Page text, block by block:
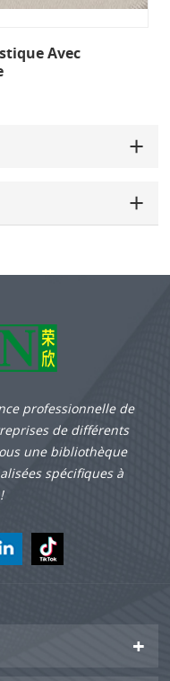
Avec
professionnelle de
de différents
une bibliothèque
spécifiques à